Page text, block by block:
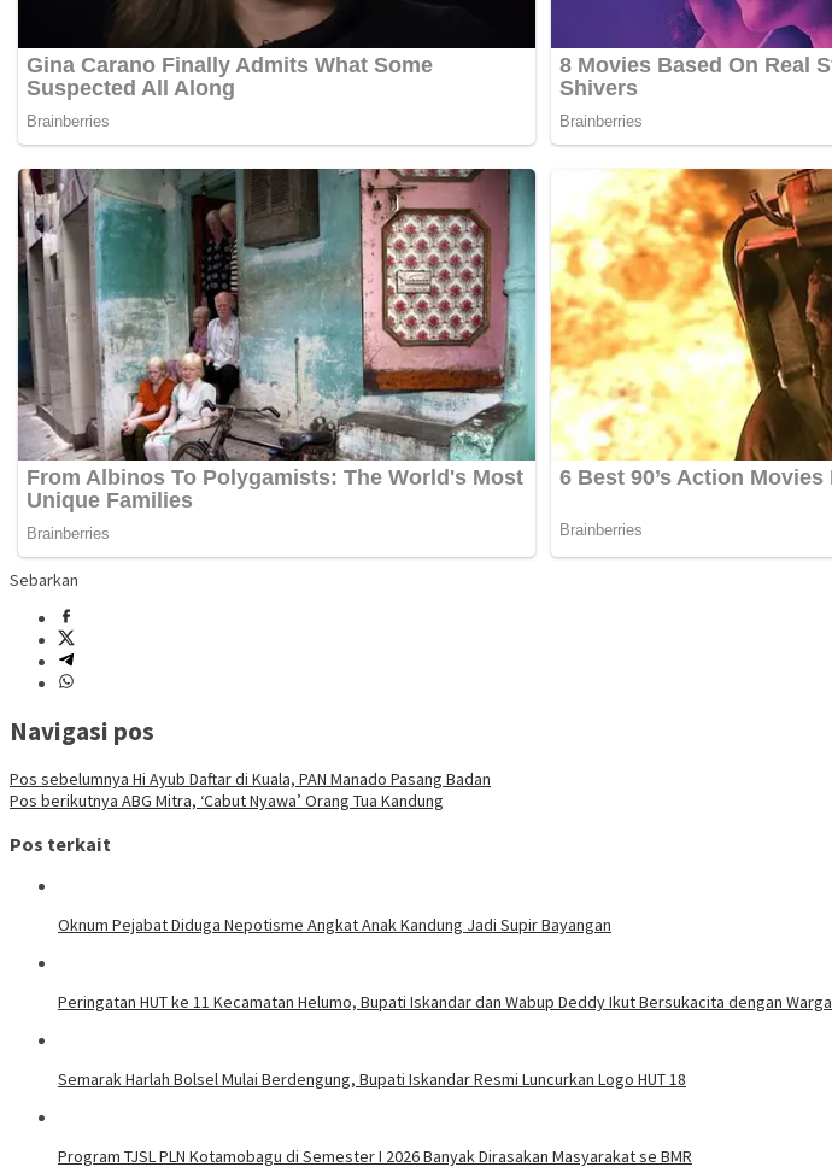
Sebarkan
Navigasi pos
Pos sebelumnya Hi Ayub Daftar di Kuala, PAN Manado Pasang Badan
Pos berikutnya ABG Mitra, ‘Cabut Nyawa’ Orang Tua Kandung
Pos terkait
Oknum Pejabat Diduga Nepotisme Angkat Anak Kandung Jadi Supir Bayangan
Peringatan HUT ke 11 Kecamatan Helumo, Bupati Iskandar dan Wabup Deddy Ikut Bersukacita dengan Warga
Semarak Harlah Bolsel Mulai Berdengung, Bupati Iskandar Resmi Luncurkan Logo HUT 18
Program TJSL PLN Kotamobagu di Semester I 2026 Banyak Dirasakan Masyarakat se BMR